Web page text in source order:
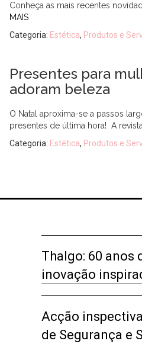
Conheça as mais recentes
MAIS
Categoria: Estética, Produtos e
Presentes para
adoram beleza
O Natal aproxima-se a passos
presentes de última hora! A
Categoria: Estética, Produtos e
Thalgo: 60 anos
inovação
Acção
de Segurança e